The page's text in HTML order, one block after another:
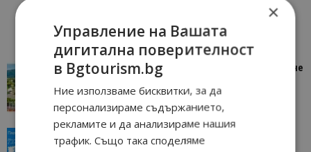
“Пощенска картичка от…”: Петрич – Изживяване
отвъд очакваното
Петрич 11/07/2026 11:22
“Пощенска картичка от…”: Пловдив, градът на
всички времена
×
Управление на Вашата
дигитална поверителност
в Bgtourism.bg
Ние използваме бисквитки, за да
персонализираме съдържанието,
рекламите и да анализираме нашия
трафик. Също така споделяме